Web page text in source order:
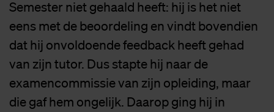
Semester niet gehaald heeft: hij is het niet
eens met de beoordeling en vindt bovendien
dat hij onvoldoende feedback heeft gehad
van zijn tutor. Dus stapte hij naar de
examencommissie van zijn opleiding, maar
die gaf hem ongelijk. Daarop ging hij in